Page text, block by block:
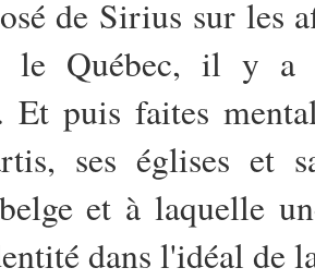
de Sirius sur les
le Québec, il y a
Et puis faites
ses églises et
et à laquelle
dans l'idéal de